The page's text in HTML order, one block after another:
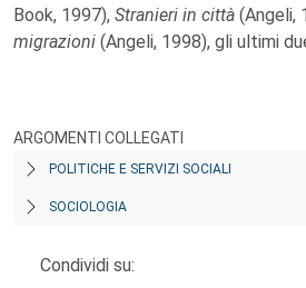
Book, 1997), Stranieri in città (Angeli,
migrazioni (Angeli, 1998), gli ultimi
ARGOMENTI COLLEGATI
POLITICHE E SERVIZI SOCIALI
SOCIOLOGIA
Condividi su: